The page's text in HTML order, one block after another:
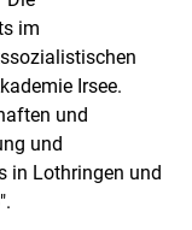
im
Irsee.
und
und
in Lothringen und